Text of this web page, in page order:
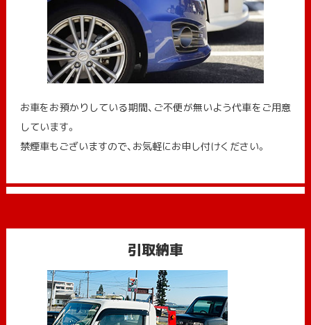
お車をお預かりしている期間、ご不便が無いよう代車をご用意
しています。
禁煙車もございますので、お気軽にお申し付けください。
引取納車